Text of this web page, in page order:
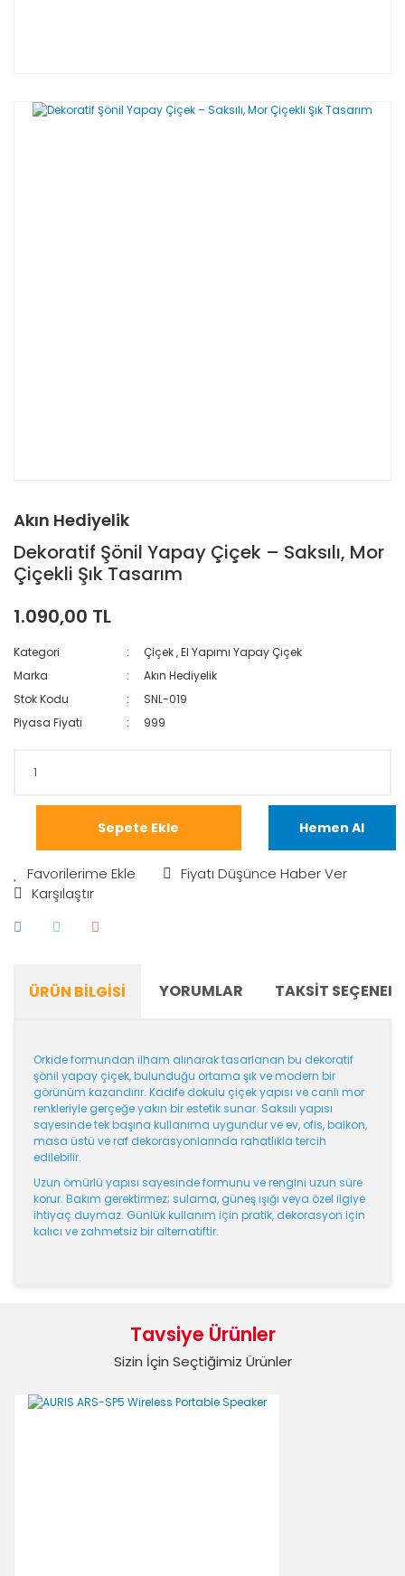
Akın Hediyelik
Dekoratif Şönil Yapay Çiçek – Saksılı, Mor
Çiçekli Şık Tasarım
1.090,00 TL
Kategori Çiçek,El Yapımı Yapay Çiçek
Marka
Akın Hediyelik
Stok Kodu
SNL-019
Piyasa Fiyatı
999
Sepete Ekle Hemen Al
Fiyatı Düşünce Haber Ver
Karşılaştır
ÜRÜN BILGISI YORUMLAR TAKSIT
Orkide formundan ilham alınarak tasarlanan bu dekoratif
şönil yapay çiçek, bulunduğu ortama şık ve modern bir
görünüm kazandırır. Kadife dokulu çiçek yapısı ve canlı mor
renkleriyle gerçeğe yakın bir estetik sunar. Saksılı yapısı
sayesinde tek başına kullanıma uygundur ve ev, ofis, balkon,
masa üstü ve raf dekorasyonlarında rahatlıkla tercih
edilebilir.
Uzun ömürlü yapısı sayesinde formunu ve rengini uzun süre
korur. Bakım gerektirmez; sulama, güneş ışığı veya özel ilgiye
ihtiyaç duymaz. Günlük kullanım için pratik, dekorasyon için
kalıcı ve zahmetsiz bir alternatiftir.
Yorum Yaz
formunu kullanarak tarafımıza iletebilirsiniz.
Görüş ve önerileriniz için teşekkür ederiz.
Ürün açıklamasında eksik bilgiler bulunuyor.
Tavsiye Ürünler
Sizin İçin Seçtiğimiz Ürünler